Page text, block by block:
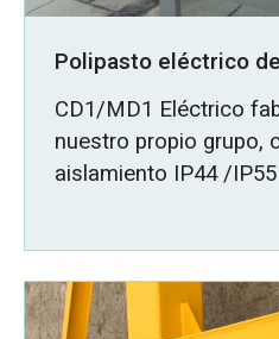
Polipasto eléctrico
CD1/MD1 Eléctrico
nuestro propio grupo,
aislamiento IP44 /IP55